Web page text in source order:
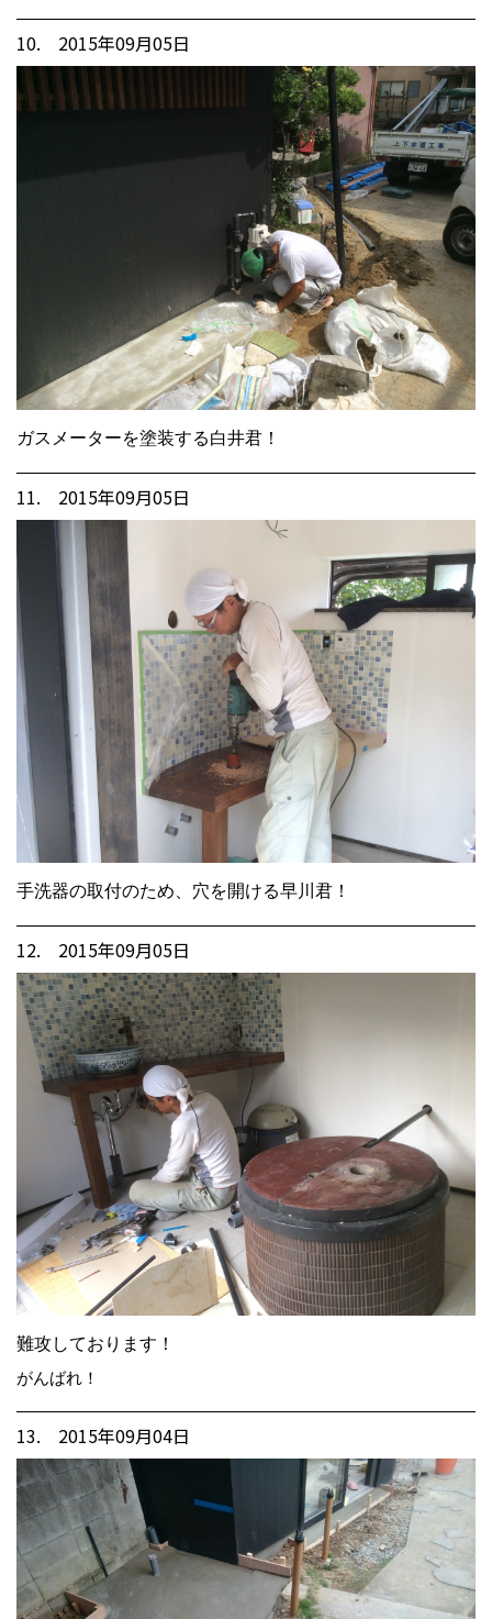
10. 2015年09月05日
ガスメーターを塗装する白井君！
11. 2015年09月05日
手洗器の取付のため、穴を開ける早川君！
12. 2015年09月05日
難攻しております！
がんばれ！
13. 2015年09月04日